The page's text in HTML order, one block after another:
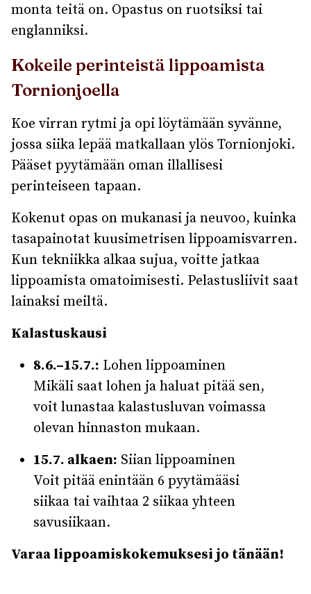
monta teitä on. Opastus on ruotsiksi tai
englanniksi.
Kokeile perinteistä lippoamista
Tornionjoella
Koe virran rytmi ja opi löytämään syvänne,
jossa siika lepää matkallaan ylös Tornionjoki.
Pääset pyytämään oman illallisesi
perinteiseen tapaan.
Kokenut opas on mukanasi ja neuvoo, kuinka
tasapainotat kuusimetrisen lippoamisvarren.
Kun tekniikka alkaa sujua, voitte jatkaa
lippoamista omatoimisesti. Pelastusliivit saat
lainaksi meiltä.
Kalastuskausi
8.6.–15.7.: Lohen lippoaminen
Mikäli saat lohen ja haluat pitää sen,
voit lunastaa kalastusluvan voimassa
olevan hinnaston mukaan.
15.7. alkaen: Siian lippoaminen
Voit pitää enintään 6 pyytämääsi
siikaa tai vaihtaa 2 siikaa yhteen
savusiikaan.
Varaa lippoamiskokemuksesi jo tänään!